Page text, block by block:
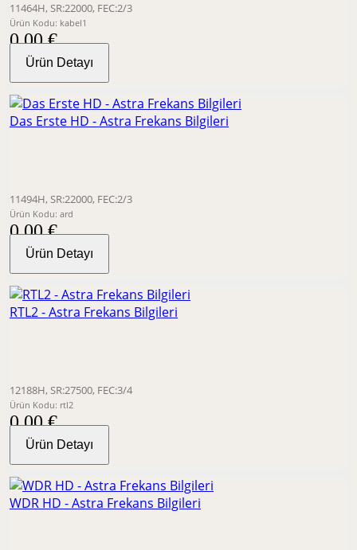
11464H, SR:22000, FEC:2/3
Ürün Kodu: kabel1
0,00 €
Ürün Detayı
Das Erste HD - Astra Frekans Bilgileri
11494H, SR:22000, FEC:2/3
Ürün Kodu: ard
0,00 €
Ürün Detayı
RTL2 - Astra Frekans Bilgileri
12188H, SR:27500, FEC:3/4
Ürün Kodu: rtl2
0,00 €
Ürün Detayı
WDR HD - Astra Frekans Bilgileri